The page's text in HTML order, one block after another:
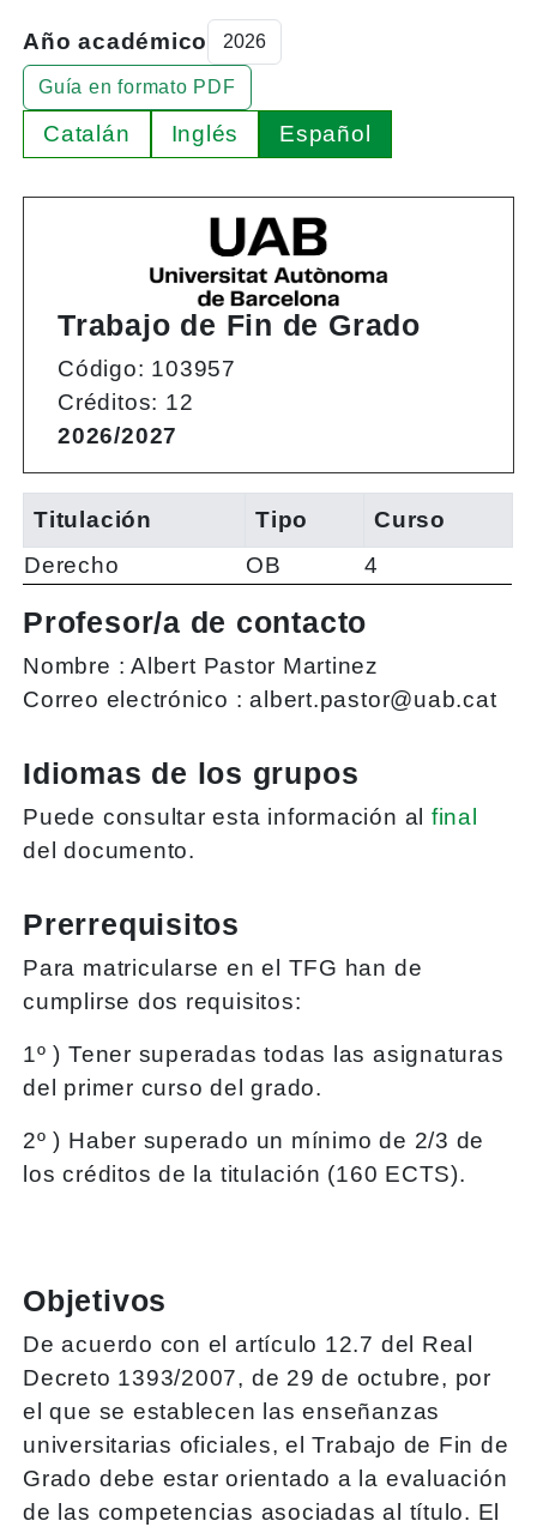
Año académico
Guía en formato PDF
Catalán Inglés Español
Trabajo de Fin de Grado
Código: 103957
Créditos: 12
2026/2027
Titulación Tipo
Curso
Derecho
OB 4
Profesor/a de contacto
Nombre : Albert Pastor Martinez
Correo electrónico : albert.pastor@uab.cat
Idiomas de los grupos
Puede consultar esta información al final
del documento.
Prerrequisitos
Para matricularse en el TFG han de
cumplirse dos requisitos:
1º ) Tener superadas todas las asignaturas
del primer curso del grado.
2º ) Haber superado un mínimo de 2/3 de
los créditos de la titulación (160 ECTS).
Objetivos
De acuerdo con el artículo 12.7 del Real
Decreto 1393/2007, de 29 de octubre, por
el que se establecen las enseñanzas
universitarias oficiales, el Trabajo de Fin de
Grado debe estar orientado a la evaluación
de las competencias asociadas al título. El